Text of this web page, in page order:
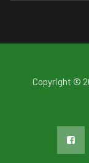
Copyright ©